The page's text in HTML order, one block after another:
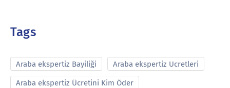
Tags
Araba ekspertiz Bayiliği Araba ekspertiz Ucretleri
Araba ekspertiz Ücretini Kim Öder